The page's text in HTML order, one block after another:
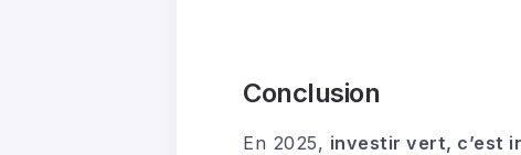
Conclusion
En 2025, investir vert, c’est